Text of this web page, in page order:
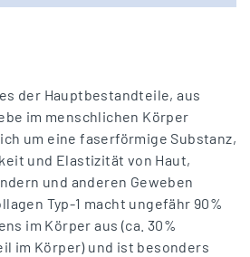
der Hauptbestandteile, aus
im menschlichen Körper
um eine faserförmige Substanz,
und Elastizität von Haut,
und anderen Geweben
Typ-1 macht ungefähr 90%
im Körper aus (ca. 30%
im Körper) und ist besonders